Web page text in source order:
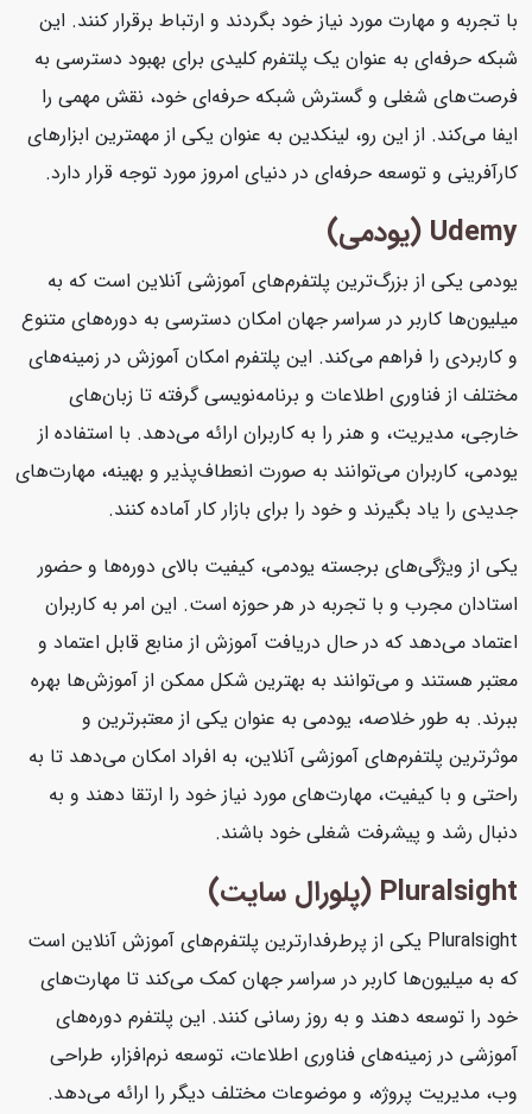
با تجربه و مهارت مورد نیاز خود بگردند و ارتباط برقرار کنند. این
شبکه حرفه‌ای به عنوان یک پلتفرم کلیدی برای بهبود دسترسی به
فرصت‌های شغلی و گسترش شبکه حرفه‌ای خود، نقش مهمی را
ایفا می‌کند. از این رو، لینکدین به عنوان یکی از مهمترین ابزارهای
کارآفرینی و توسعه حرفه‌ای در دنیای امروز مورد توجه قرار دارد.
Udemy (یودمی)
یودمی یکی از بزرگ‌ترین پلتفرم‌های آموزشی آنلاین است که به
میلیون‌ها کاربر در سراسر جهان امکان دسترسی به دوره‌های متنوع
و کاربردی را فراهم می‌کند. این پلتفرم امکان آموزش در زمینه‌های
مختلف از فناوری اطلاعات و برنامه‌نویسی گرفته تا زبان‌های
خارجی، مدیریت، و هنر را به کاربران ارائه می‌دهد. با استفاده از
یودمی، کاربران می‌توانند به صورت انعطاف‌پذیر و بهینه، مهارت‌های
جدیدی را یاد بگیرند و خود را برای بازار کار آماده کنند.
یکی از ویژگی‌های برجسته یودمی، کیفیت بالای دوره‌ها و حضور
استادان مجرب و با تجربه در هر حوزه است. این امر به کاربران
اعتماد می‌دهد که در حال دریافت آموزش از منابع قابل اعتماد و
معتبر هستند و می‌توانند به بهترین شکل ممکن از آموزش‌ها بهره
ببرند. به طور خلاصه، یودمی به عنوان یکی از معتبرترین و
موثرترین پلتفرم‌های آموزشی آنلاین، به افراد امکان می‌دهد تا به
راحتی و با کیفیت، مهارت‌های مورد نیاز خود را ارتقا دهند و به
دنبال رشد و پیشرفت شغلی خود باشند.
Pluralsight (پلورال سایت)
Pluralsight یکی از پرطرفدارترین پلتفرم‌های آموزش آنلاین است
که به میلیون‌ها کاربر در سراسر جهان کمک می‌کند تا مهارت‌های
خود را توسعه دهند و به روز رسانی کنند. این پلتفرم دوره‌های
آموزشی در زمینه‌های فناوری اطلاعات، توسعه نرم‌افزار، طراحی
وب، مدیریت پروژه، و موضوعات مختلف دیگر را ارائه می‌دهد.